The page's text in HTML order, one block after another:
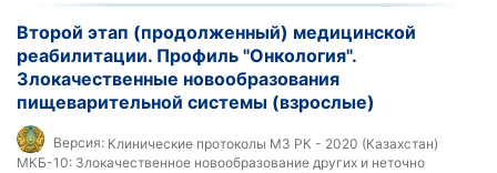
Второй этап (продолженный) медицинской
реабилитации. Профиль "Онкология".
Злокачественные новообразования
пищеварительной системы (взрослые)
Версия: Клинические протоколы МЗ РК - 2020 (Казахстан)
МКБ-10: Злокачественное новообразование других и неточно